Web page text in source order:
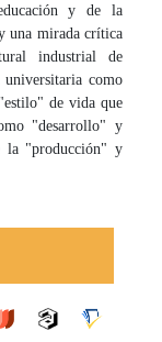
y de la
una mirada crítica
industrial de
como
de vida que
"desarrollo" y
la "producción" y